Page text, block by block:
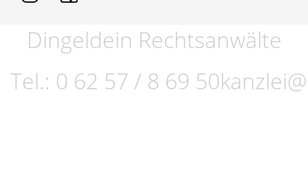
Dingeldein Rechtsanwälte
Tel.: 0 62 57 / 8 69 50